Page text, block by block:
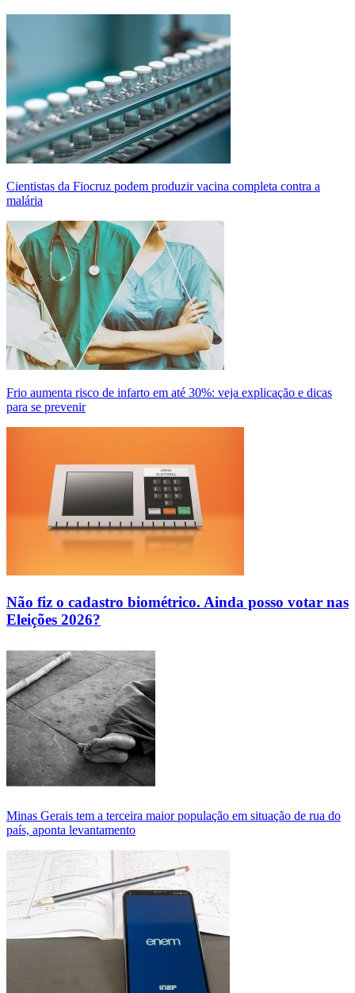
Cientistas da Fiocruz podem produzir vacina completa contra a
malária
Frio aumenta risco de infarto em até 30%: veja explicação e dicas
para se prevenir
Não fiz o cadastro biométrico. Ainda posso votar nas
Eleições 2026?
Minas Gerais tem a terceira maior população em situação de rua do
país, aponta levantamento